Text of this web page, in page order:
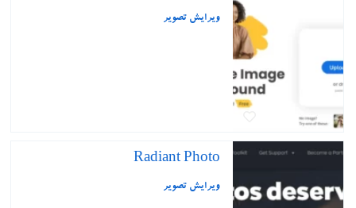
ویرایش تصویر
Radiant Photo
ویرایش تصویر